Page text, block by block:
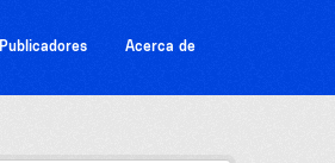
Publicadores Acerca de